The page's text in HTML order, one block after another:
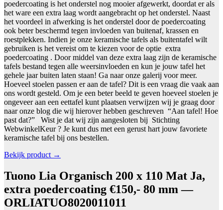
poedercoating is het onderstel nog mooier afgewerkt, doordat er als
het ware een extra laag wordt aangebracht op het onderstel. Naast
het voordeel in afwerking is het onderstel door de poedercoating
ook beter beschermd tegen invloeden van buitenaf, krassen en
roestplekken. Indien je onze keramische tafels als buitentafel wilt
gebruiken is het vereist om te kiezen voor de optie extra
poedercoating . Door middel van deze extra laag zijn de keramische
tafels bestand tegen alle weersinvloeden en kun je jouw tafel het
gehele jaar buiten laten staan! Ga naar onze galerij voor meer.
Hoeveel stoelen passen er aan de tafel? Dit is een vraag die vaak aan
ons wordt gesteld. Om je een beter beeld te geven hoeveel stoelen je
ongeveer aan een eettafel kunt plaatsen verwijzen wij je graag door
naar onze blog die wij hierover hebben geschreven “Aan tafel! Hoe
past dat?” Wist je dat wij zijn aangesloten bij Stichting
WebwinkelKeur ? Je kunt dus met een gerust hart jouw favoriete
keramische tafel bij ons bestellen.
Bekijk product →
Tuono Lia Organisch 200 x 110 Mat Ja,
extra poedercoating €150,- 80 mm —
ORLIATUO8020011011